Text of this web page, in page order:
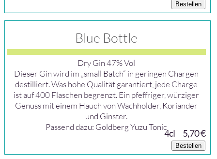
Bestellen
Blue Bottle
Dry Gin 47% Vol
Dieser Gin wird im „small Batch“ in geringen Chargen
destilliert. Was hohe Qualität garantiert, jede Charge
ist auf 400 Flaschen begrenzt. Ein pfeffriger, würziger
Genuss mit einem Hauch von Wachholder, Koriander
und Ginster.
Passend dazu: Goldberg Yuzu Tonic
4cl 5,70 €
Bestellen